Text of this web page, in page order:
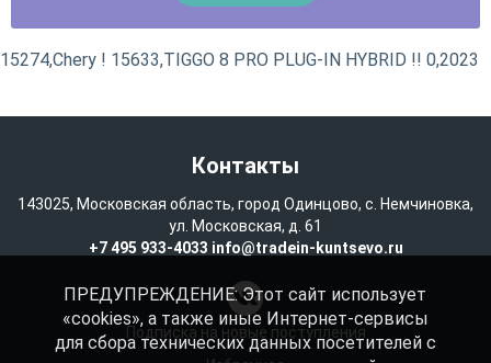
15274,Chery ! 15633,TIGGO 8 PRO PLUG-IN HYBRID !! 0,2023
Контакты
143025, Московская область, город Одинцово, с. Немчиновка,
ул. Московская, д. 61
+7 495 933-4033 info@tradein-kuntsevo.ru
Подписка на новые поступления
ПРЕДУПРЕЖДЕНИЕ: Этот сайт использует
«cookies», а также иные Интернет-сервисы
для сбора технических данных посетителей с